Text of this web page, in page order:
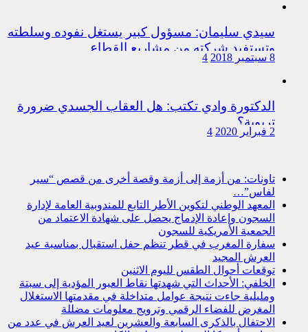
سيدي سليمان: مسؤول كبير يستغل نفوده وسلطته
وتستفيد شركته من مشاريع القطاع
8 سبتمبر 2018 4
الدكتورة وادي تكتب: هل العقاب الجسدي ضرورة
تربوية؟
2 فبراير 2020 4
تاونات: من أزمة إلى أزمة وقصة أخرى من قصص “سير
لفاس”…
المعهد الوطني لتكوين الأطر التابع للمندوبية العامة لإدارة
السجون وإعادة الإدماج يحصل على شهادة الاعتماد من
الجمعية الأمريكية للسجون
سفارة المغرب في قطر تنظم حفل استقبال بمناسبة عيد
العرش المجيد
توقعات أحوال الطقس لليوم الاثنين
الخلفي: الأحداث التي شهدتها نقاط العبور المؤدية إلى سبتة
ومليلية جاءت نتيجة عوامل متداخلة في مقدمتها الاستغلال
المغرض للفضاء الرقمي وترويج معلومات مضللة
الاحتفال بالذكرى السابعة والعشرين لعيد العرش في عدد من